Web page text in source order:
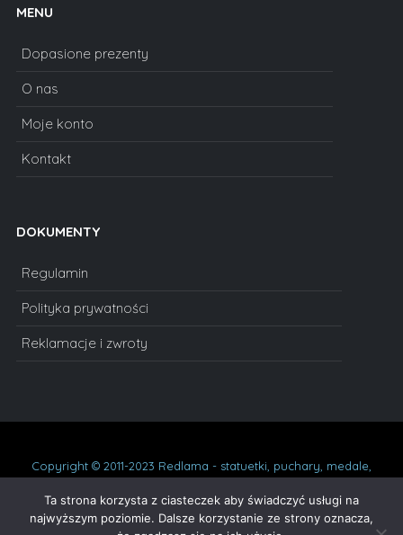
MENU
Dopasione prezenty
O nas
Moje konto
Kontakt
DOKUMENTY
Regulamin
Polityka prywatności
Reklamacje i zwroty
Copyright © 2011-2023 Redlama - statuetki, puchary, medale,
dyplomy, statuetki szklane, prezenty na urodziny, podziękowania,
oskary. Wszelkie prawa zastrzeżone.
Ta strona korzysta z ciasteczek aby świadczyć usługi na
najwyższym poziomie. Dalsze korzystanie ze strony oznacza,